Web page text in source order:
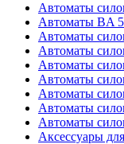
Автоматы
Автоматы BA
Автоматы
Автоматы
Автоматы
Автоматы
Автоматы
Автоматы
Автоматы
Аксессуары